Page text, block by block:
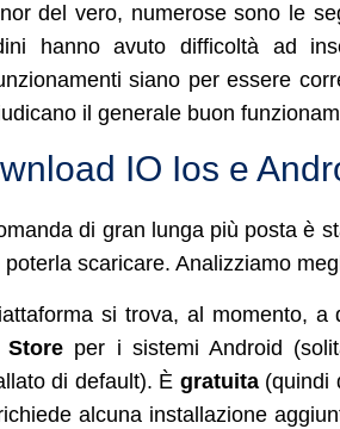
del vero, numerose sono le
hanno avuto difficoltà ad
siano per essere
il generale buon
IO Ios e
di gran lunga più posta è
poterla scaricare. Analizziamo
si trova, al momento,
Store per i sistemi Android
di default). È gratuita(quindi
alcuna installazione